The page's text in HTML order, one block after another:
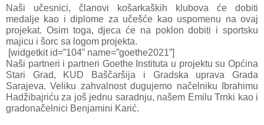
Naši učesnici, članovi košarkaških klubova će dobiti
medalje kao i diplome za učešće kao uspomenu na ovaj
projekat. Osim toga, djeca će na poklon dobiti i sportsku
majicu i šorc sa logom projekta.
[widgetkit id=”104” name=”goethe2021”]
Naši partneri i partneri Goethe Instituta u projektu su Općina
Stari Grad, KUD Baščaršija i Gradska uprava Grada
Sarajeva. Veliku zahvalnost dugujemo načelniku Ibrahimu
Hadžibajriću za još jednu saradnju, našem Emilu Trnki kao i
gradonačelnici Benjamini Karić.